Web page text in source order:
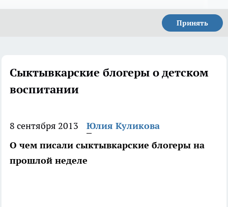
Принять
Сыктывкарские блогеры о детском
воспитании
8 сентября 2013
Юлия Куликова
О чем писали сыктывкарские блогеры на
прошлой неделе